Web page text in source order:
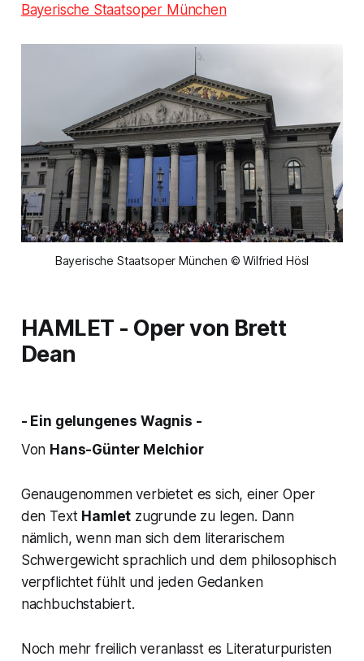
Bayerische Staatsoper München
Bayerische Staatsoper München © Wilfried Hösl
HAMLET - Oper von Brett
Dean
- Ein gelungenes Wagnis -
Von Hans-Günter Melchior
Genaugenommen verbietet es sich, einer Oper
den Text Hamlet zugrunde zu legen. Dann
nämlich, wenn man sich dem literarischem
Schwergewicht sprachlich und dem philosophisch
verpflichtet fühlt und jeden Gedanken
nachbuchstabiert.
Noch mehr freilich veranlasst es Literaturpuristen